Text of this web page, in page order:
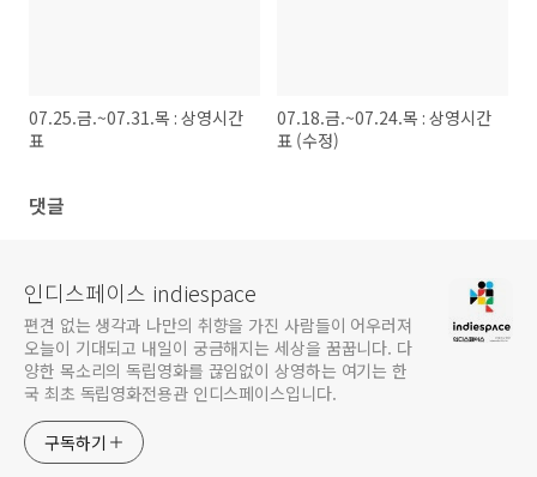
07.25.금.~07.31.목 : 상영시간
표
07.18.금.~07.24.목 : 상영시간
표 (수정)
댓글
인디스페이스 indiespace
편견 없는 생각과 나만의 취향을 가진 사람들이 어우러져
오늘이 기대되고 내일이 궁금해지는 세상을 꿈꿉니다. 다
양한 목소리의 독립영화를 끊임없이 상영하는 여기는 한
국 최초 독립영화전용관 인디스페이스입니다.
구독하기